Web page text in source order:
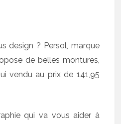
design ? Persol, marque
de belles montures,
vendu au prix de 141,95
qui va vous aider à